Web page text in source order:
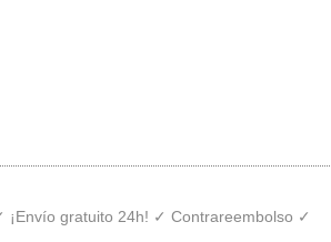
¡Envío gratuito 24h! ✓ Contrareembolso ✓